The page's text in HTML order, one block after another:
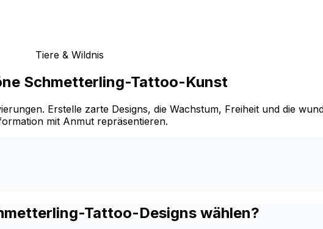
Tiere & Wildnis
Schmetterling-Tattoo-Kunst
Erstelle zarte Designs, die Wachstum, Freiheit und die
mit Anmut repräsentieren.
Tattoo-Designs wählen?